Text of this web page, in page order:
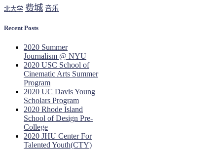
北大学 费城 音乐
Recent Posts
2020 Summer
Journalism @ NYU
2020 USC School of
Cinematic Arts Summer
Program
2020 UC Davis Young
Scholars Program
2020 Rhode Island
School of Design Pre-
College
2020 JHU Center For
Talented Youth(CTY)